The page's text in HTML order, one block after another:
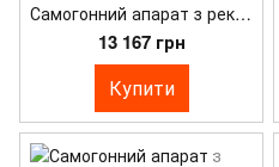
Самогонний апарат з ректифікаційною колоною Kors PerfectSpirit 3"
13 167 грн
Купити